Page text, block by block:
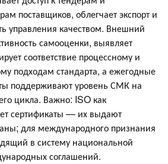
поставщиков, облегчает экспорт и
управления качеством. Внешний
самооценки, выявляет
соответствие процессному и
подходам стандарта, а ежегодные
поддерживают уровень СМК на
цикла. Важно: ISO как
сертификаты — их выдают
для международного признания
в систему национальной
соглашений.